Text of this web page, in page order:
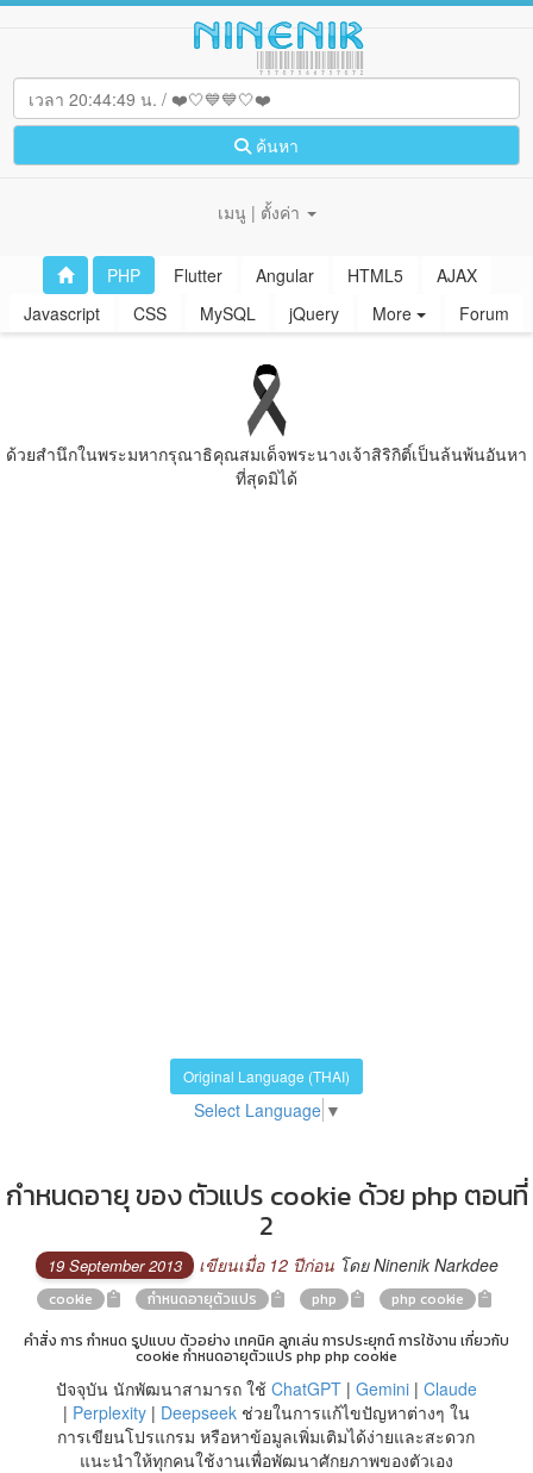
ค้นหา
เมนู | ตั้งค่า
PHP Flutter Angular HTML5
AJAX
Javascript
CSS MySQL jQuery More Forum
ด้วยสํานึกในพระมหากรุณาธิคุณสมเด็จพระนางเจ้าสิริกิติ์เป็นล้นพ้นอันหา
ที่สุดมิได้
Original Language (THAI)
Select Language ▼
กำหนดอายุ ของ ตัวแปร cookie ด้วย php ตอนที่
2
19 September 2013 เขียนเมื่อ 12 ปีก่อนโดย Ninenik Narkdee
cookie กำหนดอายุตัวแปร php
php cookie
คำสั่ง การ กำหนด รูปแบบ ตัวอย่าง เทคนิค ลูกเล่น การประยุกต์ การใช้งาน เกี่ยวกับ
cookie กำหนดอายุตัวแปร php php cookie
ปัจจุบัน นักพัฒนาสามารถ ใช้ ChatGPT| Gemini| Claude
| Perplexity| Deepseekช่วยในการแก้ไขปัญหาต่างๆ ใน
การเขียนโปรแกรม หรือหาข้อมูลเพิ่มเติมได้ง่ายและสะดวก
แนะนำให้ทุกคนใช้งานเพื่อพัฒนาศักยภาพของตัวเอง